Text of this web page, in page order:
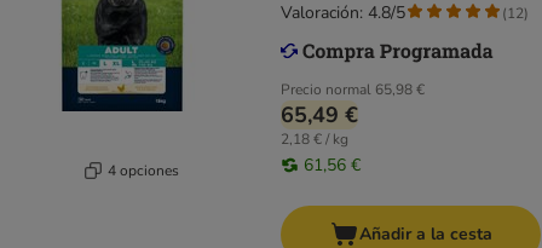
4 opciones
Precio normal 65,98 €
65,49 €
2,18 € / kg
61,56 €
Valoración: 4.8/5 (12)
Añadir a la cesta